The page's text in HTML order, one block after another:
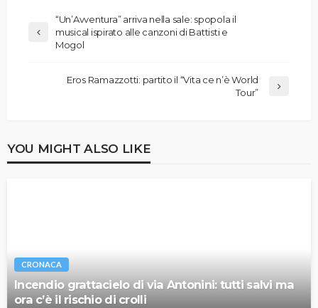
“Un’Avventura” arriva nella sale: spopola il
musical ispirato alle canzoni di Battisti e
Mogol
Eros Ramazzotti: partito il “Vita ce n’è World
Tour”
YOU MIGHT ALSO LIKE
CRONACA
Incendio grattacielo di via Antonini: tutti salvi ma
ora c’è il rischio di crolli